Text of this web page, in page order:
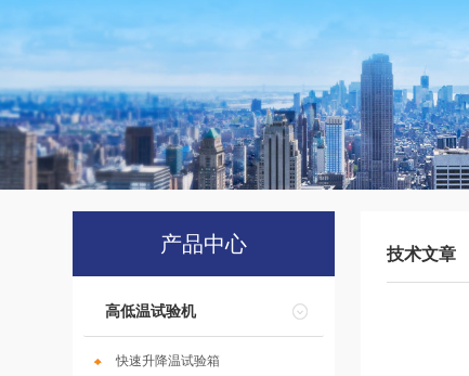
产品中心
高低温试验机
快速升降温试验箱
技术文章